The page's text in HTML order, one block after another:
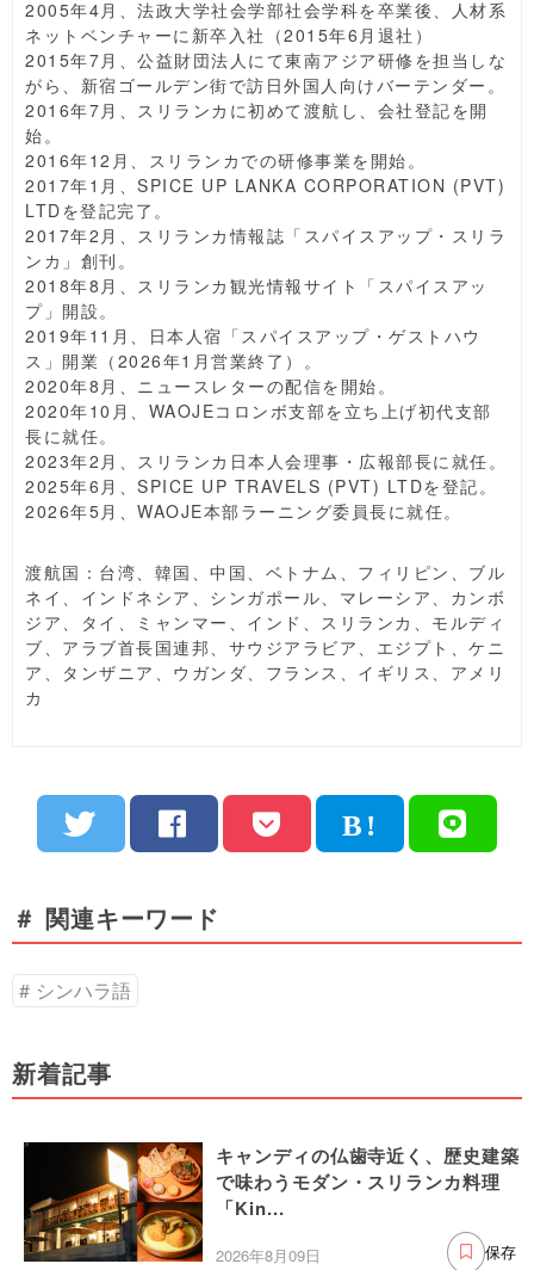
2005年4月、法政大学社会学部社会学科を卒業後、人材系
ネットベンチャーに新卒入社（2015年6月退社）
2015年7月、公益財団法人にて東南アジア研修を担当しな
がら、新宿ゴールデン街で訪日外国人向けバーテンダー。
2016年7月、スリランカに初めて渡航し、会社登記を開
始。
2016年12月、スリランカでの研修事業を開始。
2017年1月、SPICE UP LANKA CORPORATION (PVT)
LTDを登記完了。
2017年2月、スリランカ情報誌「スパイスアップ・スリラ
ンカ」創刊。
2018年8月、スリランカ観光情報サイト「スパイスアッ
プ」開設。
2019年11月、日本人宿「スパイスアップ・ゲストハウ
ス」開業（2026年1月営業終了）。
2020年8月、ニュースレターの配信を開始。
2020年10月、WAOJEコロンボ支部を立ち上げ初代支部
長に就任。
2023年2月、スリランカ日本人会理事・広報部長に就任。
2025年6月、SPICE UP TRAVELS (PVT) LTDを登記。
2026年5月、WAOJE本部ラーニング委員長に就任。
渡航国：台湾、韓国、中国、ベトナム、フィリピン、ブル
ネイ、インドネシア、シンガポール、マレーシア、カンボ
ジア、タイ、ミャンマー、インド、スリランカ、モルディ
ブ、アラブ首長国連邦、サウジアラビア、エジプト、ケニ
ア、タンザニア、ウガンダ、フランス、イギリス、アメリ
カ
＃ 関連キーワード
シンハラ語
新着記事
キャンディの仏歯寺近く、歴史建築
で味わうモダン・スリランカ料理
「Kin...
2026年8月09日 保存